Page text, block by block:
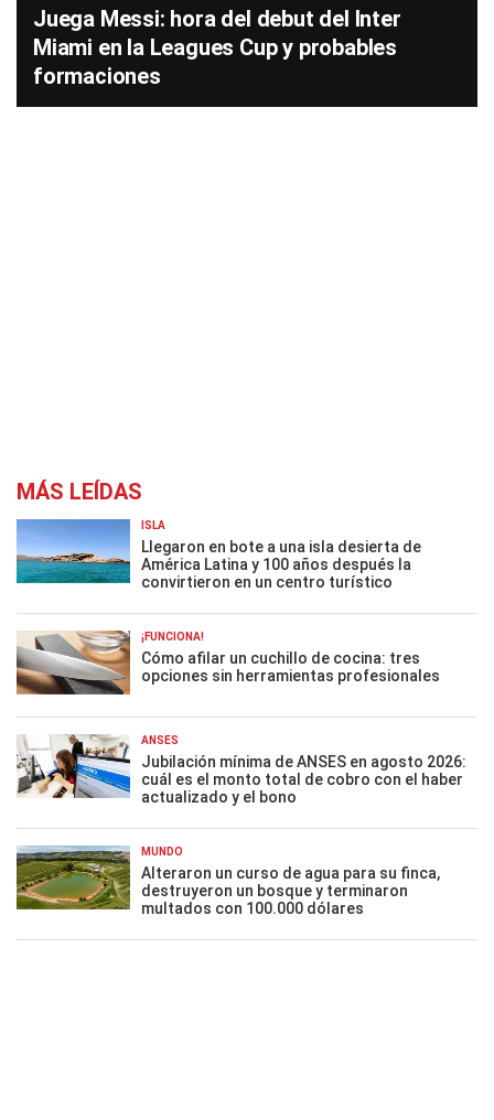
Juega Messi: hora del debut del Inter
Miami en la Leagues Cup y probables
formaciones
MÁS LEÍDAS
ISLA
Llegaron en bote a una isla desierta de
América Latina y 100 años después la
convirtieron en un centro turístico
¡FUNCIONA!
Cómo afilar un cuchillo de cocina: tres
opciones sin herramientas profesionales
ANSES
Jubilación mínima de ANSES en agosto 2026:
cuál es el monto total de cobro con el haber
actualizado y el bono
MUNDO
Alteraron un curso de agua para su finca,
destruyeron un bosque y terminaron
multados con 100.000 dólares